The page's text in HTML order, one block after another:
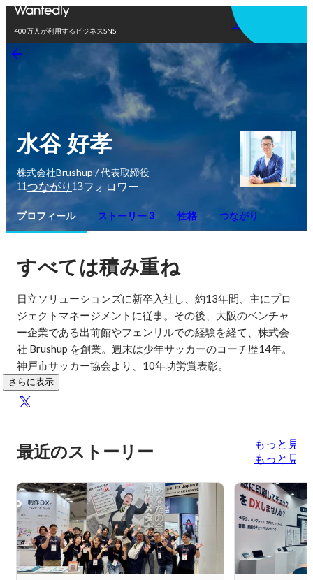
400万人が利用するビジネスSNS
アプリを使う
水谷 好孝
株式会社Brushup / 代表取締役
11つながり 13フォロワー
プロフィール ストーリー 3 性格 つながり
すべては積み重ね
日立ソリューションズに新卒入社し、約13年間、主にプロ
ジェクトマネージメントに従事。その後、大阪のベンチャ
ー企業である出前館やフェンリルでの経験を経て、株式会
社 Brushup を創業。週末は少年サッカーのコーチ歴14年。
神戸市サッカー協会より、10年功労賞表彰。
さらに表示
最近のストーリー
もっと見る
もっと見る